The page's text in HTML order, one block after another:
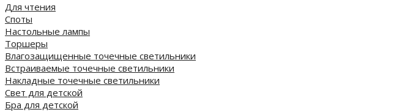
Для чтения
Споты
Настольные лампы
Торшеры
Влагозащищенные точечные светильники
Встраиваемые точечные светильники
Накладные точечные светильники
Свет для детской
Бра для детской